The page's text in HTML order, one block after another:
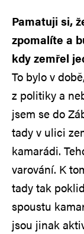
Pamatuji si,
zpomalíte a
kdy zemřel
To bylo v
z politiky a
jsem se do
tady v ulici
kamarádi.
varování. K
tady tak
spoustu
jsou jinak